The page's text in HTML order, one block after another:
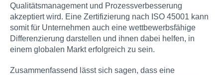
Qualitätsmanagement und Prozessverbesserung
akzeptiert wird. Eine Zertifizierung nach ISO 45001 kann
somit für Unternehmen auch eine wettbewerbsfähige
Differenzierung darstellen und ihnen dabei helfen, in
einem globalen Markt erfolgreich zu sein.
Zusammenfassend lässt sich sagen, dass eine